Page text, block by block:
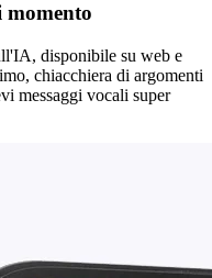
momento
disponibile su web e
chiacchiera di argomenti
messaggi vocali super